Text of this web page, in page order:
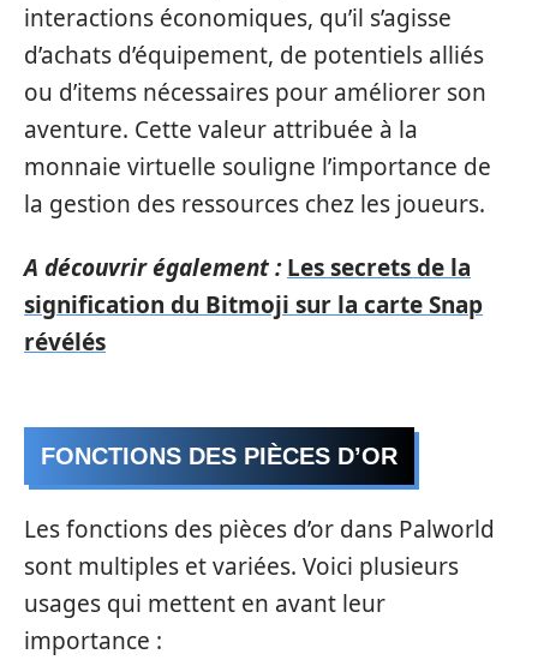
interactions économiques, qu’il s’agisse
d’achats d’équipement, de potentiels alliés
ou d’items nécessaires pour améliorer son
aventure. Cette valeur attribuée à la
monnaie virtuelle souligne l’importance de
la gestion des ressources chez les joueurs.
A découvrir également : Les secrets de la
signification du Bitmoji sur la carte Snap
révélés
FONCTIONS DES PIÈCES D’OR
Les fonctions des pièces d’or dans Palworld
sont multiples et variées. Voici plusieurs
usages qui mettent en avant leur
importance :